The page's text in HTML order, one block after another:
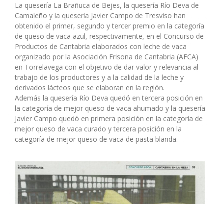
La quesería La Brañuca de Bejes, la quesería Río Deva de
Camaleño y la quesería Javier Campo de Tresviso han
obtenido el primer, segundo y tercer premio en la categoría
de queso de vaca azul, respectivamente, en el Concurso de
Productos de Cantabria elaborados con leche de vaca
organizado por la Asociación Frisona de Cantabria (AFCA)
en Torrelavega con el objetivo de dar valor y relevancia al
trabajo de los productores y a la calidad de la leche y
derivados lácteos que se elaboran en la región.
Además la quesería Río Deva quedó en tercera posición en
la categoría de mejor queso de vaca ahumado y la quesería
Javier Campo quedó en primera posición en la categoría de
mejor queso de vaca curado y tercera posición en la
categoría de mejor queso de vaca de pasta blanda.